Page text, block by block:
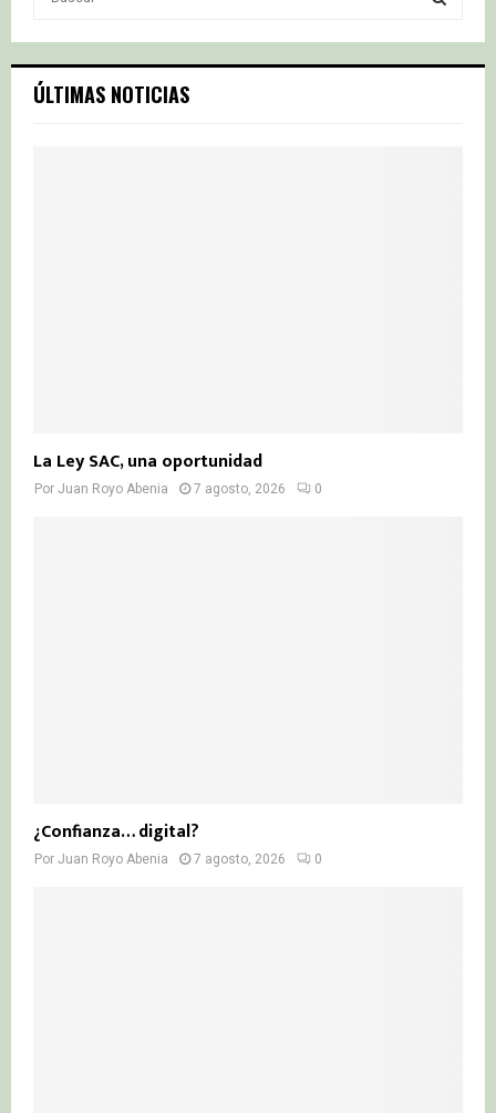
c
h
S
ÚLTIMAS NOTICIAS
La Ley SAC, una oportunidad
Por Juan Royo Abenia 7 agosto, 2026 0
¿Confianza… digital?
Por Juan Royo Abenia 7 agosto, 2026 0